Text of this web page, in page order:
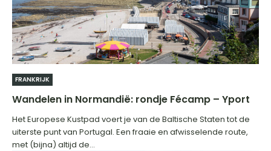
FRANKRIJK
Wandelen in Normandië: rondje Fécamp – Yport
Het Europese Kustpad voert je van de Baltische Staten tot de
uiterste punt van Portugal. Een fraaie en afwisselende route,
met (bijna) altijd de...